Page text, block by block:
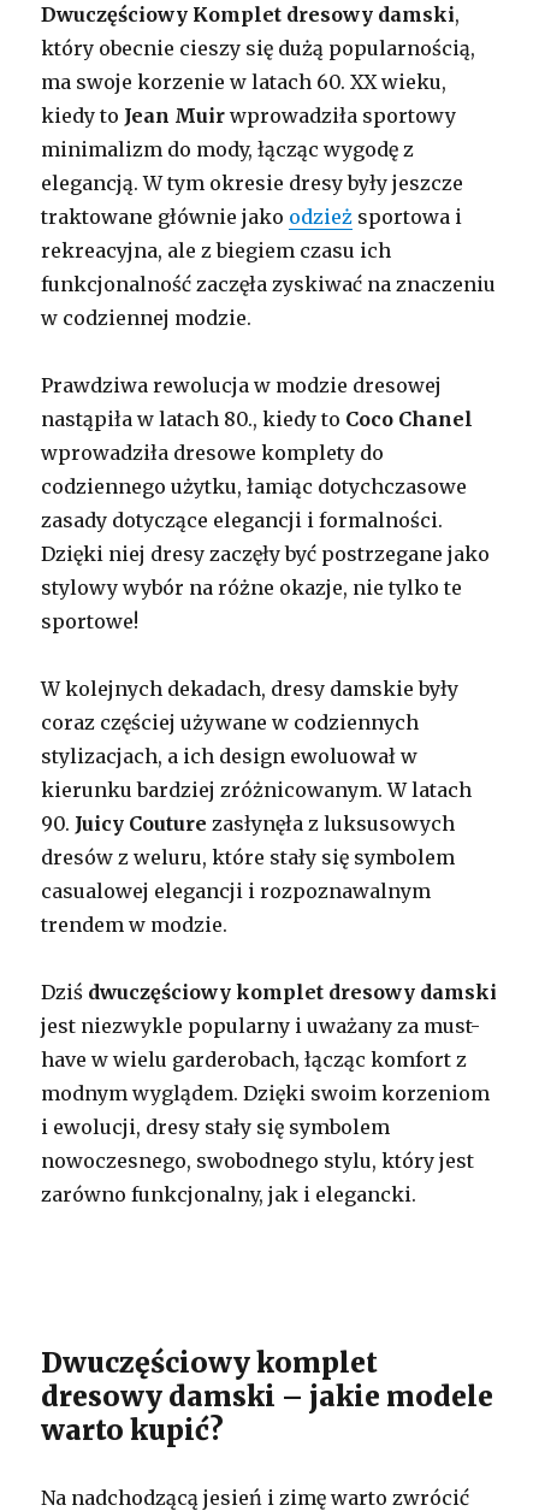
Dwuczęściowy Komplet dresowy damski,
który obecnie cieszy się dużą popularnością,
ma swoje korzenie w latach 60. XX wieku,
kiedy to Jean Muir wprowadziła sportowy
minimalizm do mody, łącząc wygodę z
elegancją. W tym okresie dresy były jeszcze
traktowane głównie jako odzież sportowa i
rekreacyjna, ale z biegiem czasu ich
funkcjonalność zaczęła zyskiwać na znaczeniu
w codziennej modzie.
Prawdziwa rewolucja w modzie dresowej
nastąpiła w latach 80., kiedy to Coco Chanel
wprowadziła dresowe komplety do
codziennego użytku, łamiąc dotychczasowe
zasady dotyczące elegancji i formalności.
Dzięki niej dresy zaczęły być postrzegane jako
stylowy wybór na różne okazje, nie tylko te
sportowe!
W kolejnych dekadach, dresy damskie były
coraz częściej używane w codziennych
stylizacjach, a ich design ewoluował w
kierunku bardziej zróżnicowanym. W latach
90. Juicy Couture zasłynęła z luksusowych
dresów z weluru, które stały się symbolem
casualowej elegancji i rozpoznawalnym
trendem w modzie.
Dziś dwuczęściowy komplet dresowy damski
jest niezwykle popularny i uważany za must-
have w wielu garderobach, łącząc komfort z
modnym wyglądem. Dzięki swoim korzeniom
i ewolucji, dresy stały się symbolem
nowoczesnego, swobodnego stylu, który jest
zarówno funkcjonalny, jak i elegancki.
Dwuczęściowy komplet
dresowy damski – jakie modele
warto kupić?
Na nadchodzącą jesień i zimę warto zwrócić